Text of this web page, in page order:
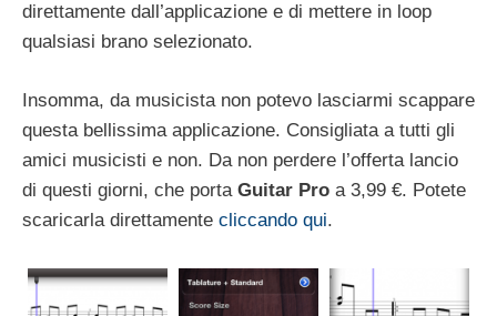
direttamente dall’applicazione e di mettere in loop
qualsiasi brano selezionato.
Insomma, da musicista non potevo lasciarmi scappare
questa bellissima applicazione. Consigliata a tutti gli
amici musicisti e non. Da non perdere l’offerta lancio
di questi giorni, che porta Guitar Pro a 3,99 €. Potete
scaricarla direttamente cliccando qui.